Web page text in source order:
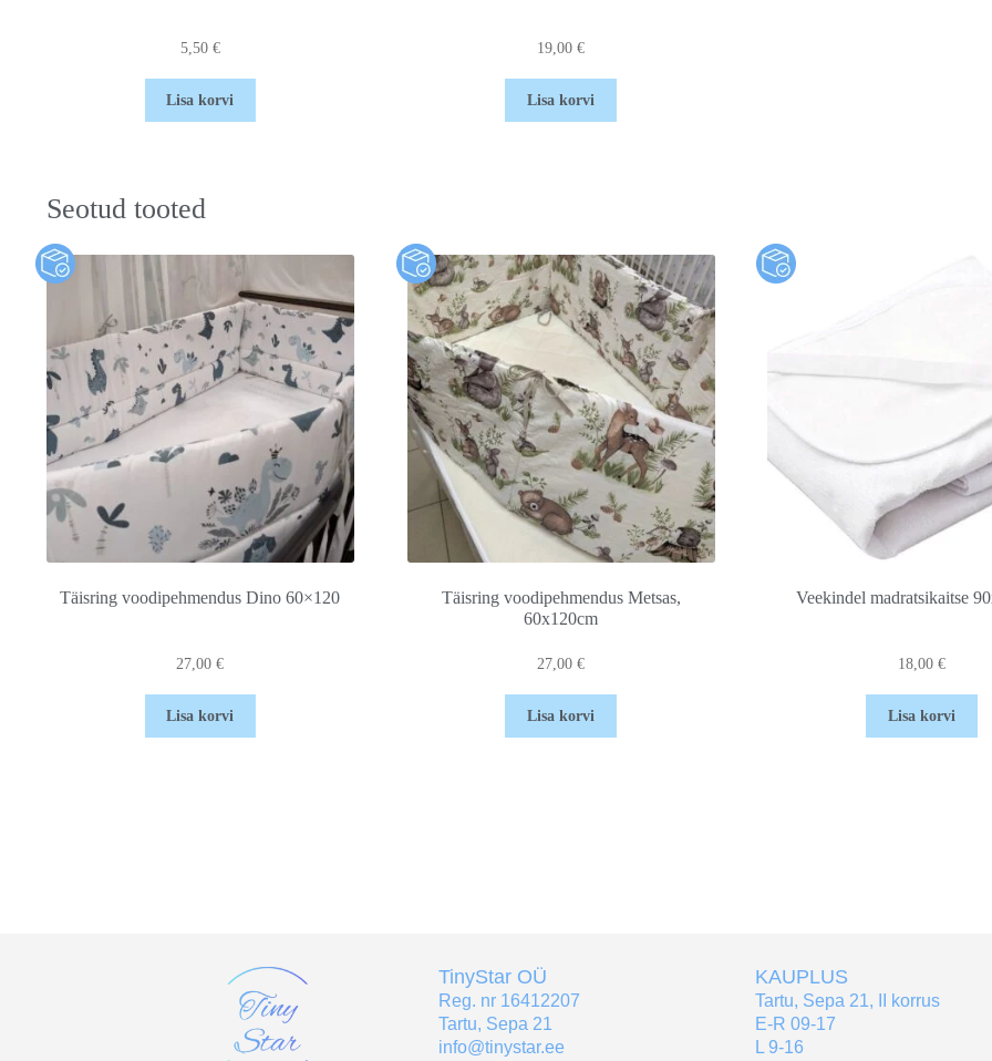
5,50 €
Lisa korvi
19,00€
Lisa korvi
Seotud tooted
Täisring voodipehmendus Dino 60×120
27,00€
Lisa korvi
Täisring voodipehmendus Metsas,
60x120cm
27,00€
Lisa korvi
Veekindel madratsikaitse
18,00 €
Lisa korvi
TinyStar OÜ
Reg. nr 16412207
Tartu, Sepa 21
info@tinystar.ee
KAUPLUS
Tartu, Sepa 21, II korrus
E-R 09-17
L 9-16